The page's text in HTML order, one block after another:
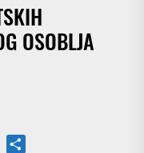
OSOBLJA
Twitter